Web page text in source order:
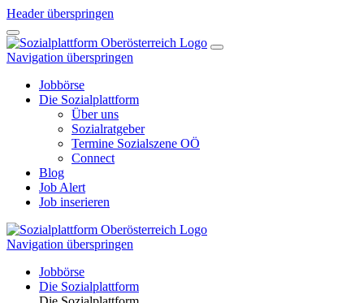
Header überspringen
Navigation überspringen
Jobbörse
Die Sozialplattform
Über uns
Sozialratgeber
Termine Sozialszene OÖ
Connect
Blog
Job Alert
Job inserieren
Navigation überspringen
Jobbörse
Die Sozialplattform